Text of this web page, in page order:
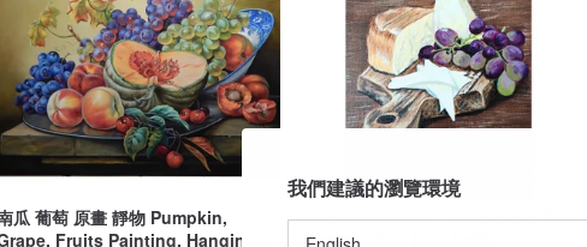
瓜 葡萄 原畫 靜物 Pumpkin,
Fruits Painting, Hanging
ชีสฝรั่งเศสและองุ่น – ภาพวาดศิลปะห้อง
ครัวต้นฉบับโดย RinaArtSK
我們建議的瀏覽環境